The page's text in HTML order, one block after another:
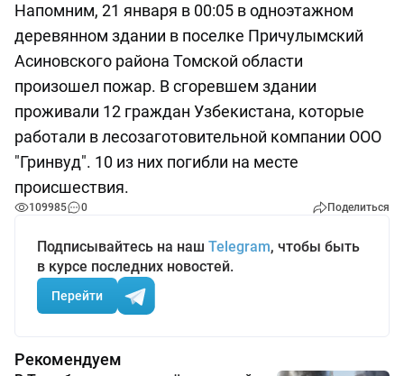
Напомним, 21 января в 00:05 в одноэтажном
деревянном здании в поселке Причулымский
Асиновского района Томской области
произошел пожар. В сгоревшем здании
проживали 12 граждан Узбекистана, которые
работали в лесозаготовительной компании ООО
"Гринвуд". 10 из них погибли на месте
происшествия.
109985 0 Поделиться
Подписывайтесь на наш Telegram, чтобы быть
в курсе последних новостей.
Перейти
Рекомендуем